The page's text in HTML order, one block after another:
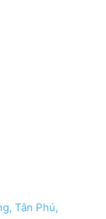
Tân Phú,